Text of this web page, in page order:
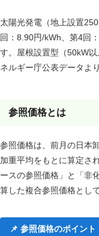
太陽光発電（地上設置
回：8.90円/kWh、第4回
す。屋根設置型（50kW
ネルギー庁公表データより
参照価格とは
参照価格は、前月の日本
加重平均をもとに算定さ
ースの参照価格」と「非
算した複合参照価格とし
参照価格のポイント